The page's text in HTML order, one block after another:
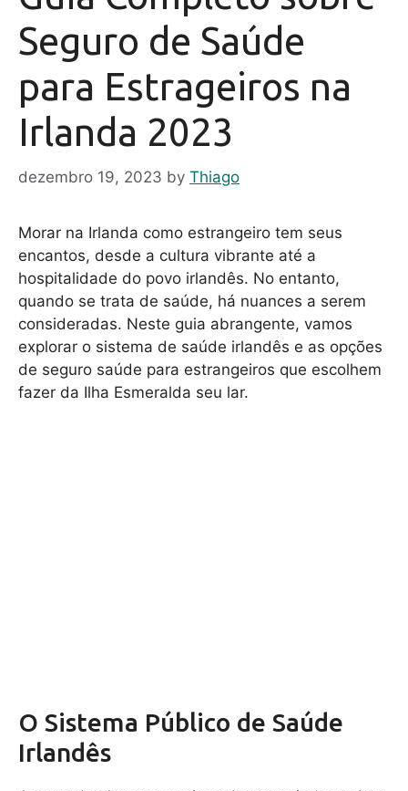
Seguro de Saúde
para Estrageiros na
Irlanda 2023
dezembro 19, 2023 by Thiago
Morar na Irlanda como estrangeiro tem seus
encantos, desde a cultura vibrante até a
hospitalidade do povo irlandês. No entanto,
quando se trata de saúde, há nuances a serem
consideradas. Neste guia abrangente, vamos
explorar o sistema de saúde irlandês e as opções
de seguro saúde para estrangeiros que escolhem
fazer da Ilha Esmeralda seu lar.
O Sistema Público de Saúde
Irlandês